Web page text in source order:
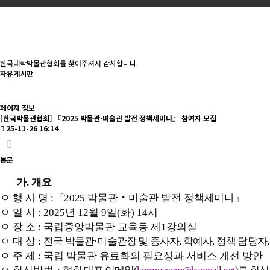
한국대학박물관협회를 찾아주셔서 감사합니다.
자유게시판
페이지 정보
[한국박물관협회] 『2025 박물관·미술관 발전 정책세미나』 참여자 모집
25-11-26 16:14
본문
가. 개요
ㅇ 행 사 명 : 『2025 박물관‧ 미술관 발전 정책세미나』
ㅇ 일 시 : 2025년 12월 9일(화) 14시
ㅇ 장 소 : 국립중앙박물관 교육동 제 1강의실
ㅇ 대 상 : 전국 박물관·미술관장 및 종사자, 학예사, 정책 담당자,
ㅇ 주 제 : 국립 박물관 유료화의 필요성과 서비스 개선 방안